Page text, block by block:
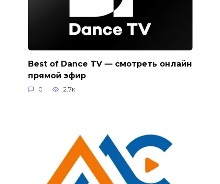
Best of Dance TV — смотреть онлайн
прямой эфир
0 2.7к.